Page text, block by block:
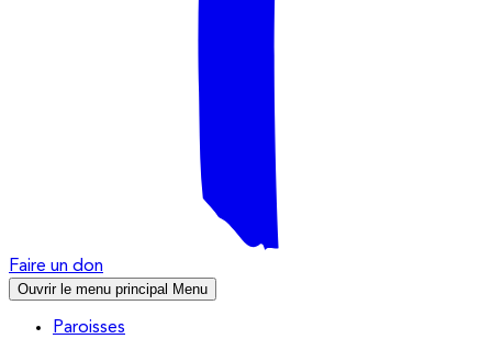
Faire un don
Ouvrir le menu principal Menu
Paroisses